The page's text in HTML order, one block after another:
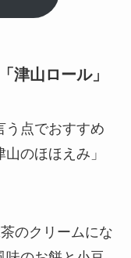
津山ロール」
う点でおすすめ
のほほえみ」
のクリームにな